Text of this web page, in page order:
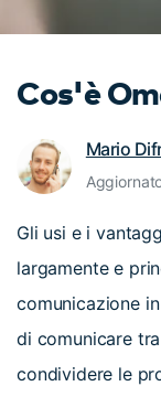
Tip per YouTube
Apprendimento
Cos'è
Mario
Gli usi e i
largamente e
comunicazione
di comunicare
condividere le